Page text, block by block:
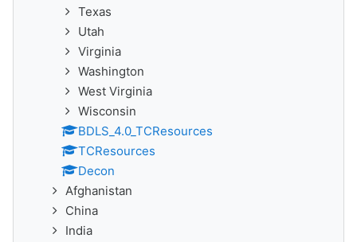
Texas
Utah
Virginia
Washington
West Virginia
Wisconsin
BDLS_4.0_TCResources
TCResources
Decon
Afghanistan
China
India